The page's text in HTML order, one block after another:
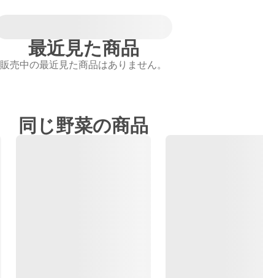
最近見た商品
販売中の最近見た商品はありません。
同じ野菜の商品